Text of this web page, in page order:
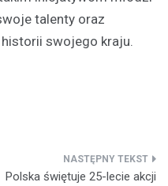
talenty oraz
swojego kraju.
Polska świętuje 25-lecie akcji